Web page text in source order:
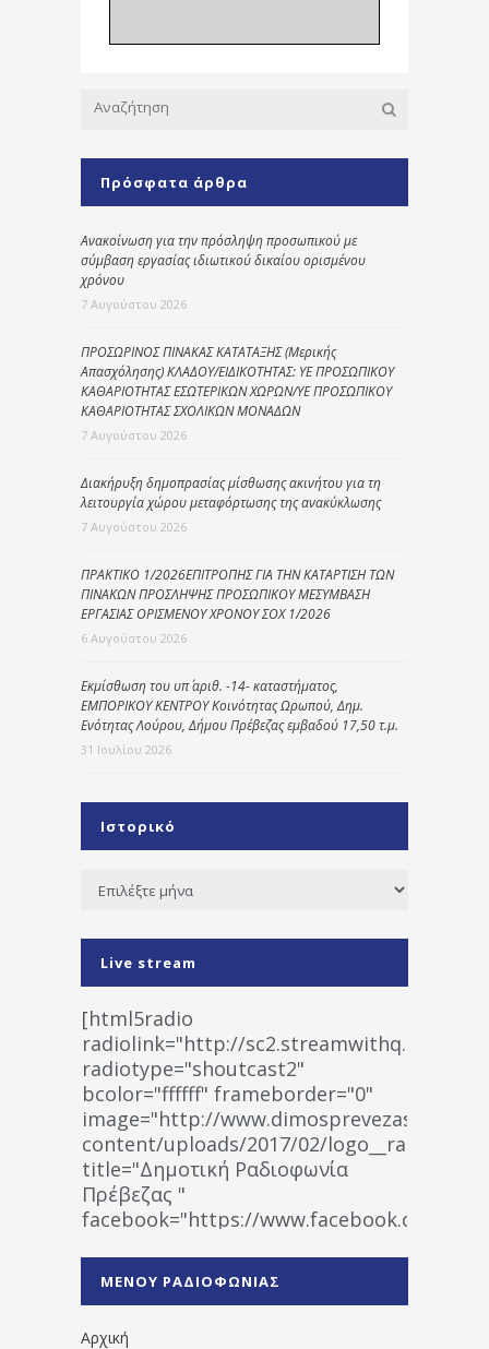
Πρόσφατα άρθρα
Ανακοίνωση για την πρόσληψη προσωπικού με
σύμβαση εργασίας ιδιωτικού δικαίου ορισμένου
χρόνου
7 Αυγούστου 2026
ΠΡΟΣΩΡΙΝΟΣ ΠΙΝΑΚΑΣ ΚΑΤΑΤΑΞΗΣ (Μερικής
Απασχόλησης) ΚΛΑΔΟΥ/ΕΙΔΙΚΟΤΗΤΑΣ: ΥΕ ΠΡΟΣΩΠΙΚΟΥ
ΚΑΘΑΡΙΟΤΗΤΑΣ ΕΣΩΤΕΡΙΚΩΝ ΧΩΡΩΝ/ΥΕ ΠΡΟΣΩΠΙΚΟΥ
ΚΑΘΑΡΙΟΤΗΤΑΣ ΣΧΟΛΙΚΩΝ ΜΟΝΑΔΩΝ
7 Αυγούστου 2026
Διακήρυξη δημοπρασίας μίσθωσης ακινήτου για τη
λειτουργία χώρου μεταφόρτωσης της ανακύκλωσης
7 Αυγούστου 2026
ΠΡΑΚΤΙΚΟ 1/2026ΕΠΙΤΡΟΠΗΣ ΓΙΑ ΤΗΝ ΚΑΤΑΡΤΙΣΗ ΤΩΝ
ΠΙΝΑΚΩΝ ΠΡΟΣΛΗΨΗΣ ΠΡΟΣΩΠΙΚΟΥ ΜΕΣΥΜΒΑΣΗ
ΕΡΓΑΣΙΑΣ ΟΡΙΣΜΕΝΟΥ ΧΡΟΝΟΥ ΣΟΧ 1/2026
6 Αυγούστου 2026
Εκμίσθωση του υπ΄ αριθ. -14- καταστήματος,
ΕΜΠΟΡΙΚΟΥ ΚΕΝΤΡΟΥ Κοινότητας Ωρωπού, Δημ.
Ενότητας Λούρου, Δήμου Πρέβεζας εμβαδού 17,50 τ.μ.
31 Ιουλίου 2026
Ιστορικό
Ιστορικό
Live stream
[html5radio
radiolink="http://
radiotype="shoutcast2"
bcolor="ffffff" frameborder="0"
image="http://www.dimosprevezas.gr/wp-
content/uploads/2017/02/
title="Δημοτική Ραδιοφωνία
Πρέβεζας "
facebook="https://www.facebook.com/
1531194763766854/" artist="" ]
ΜΕΝΟΥ ΡΑΔΙΟΦΩΝΙΑΣ
Αρχική